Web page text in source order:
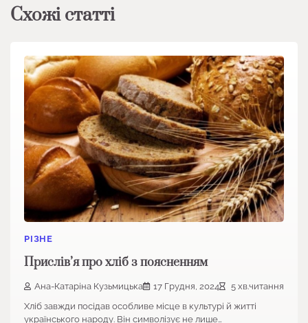
Схожі статті
РІЗНЕ
Прислів’я про хліб з поясненням
Ана-Катаріна Кузьмицька 17 Грудня, 2024
5 хв.читання
Хліб завжди посідав особливе місце в культурі й житті
українського народу. Він символізує не лише…